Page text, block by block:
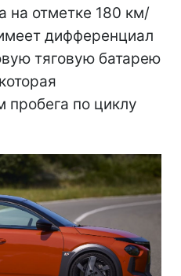
на отметке 180 км/
дифференциал
тяговую батарею
пробега по циклу